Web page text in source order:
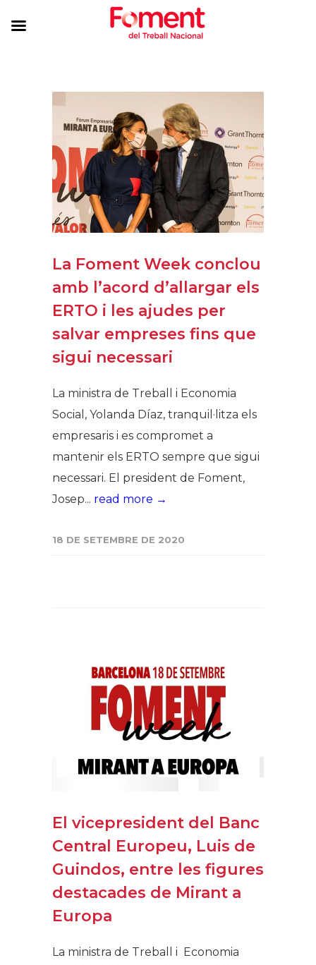
La Foment Week conclou
amb l’acord d’allargar els
ERTO i les ajudes per
salvar empreses fins que
sigui necessari
La ministra de Treball i Economia
Social, Yolanda Díaz, tranquil·litza els
empresaris i es compromet a
mantenir els ERTO sempre que sigui
necessari. El president de Foment,
Josep... read more →
18 DE SETEMBRE DE 2020
El vicepresident del Banc
Central Europeu, Luis de
Guindos, entre les figures
destacades de Mirant a
Europa
La ministra de Treball i Economia